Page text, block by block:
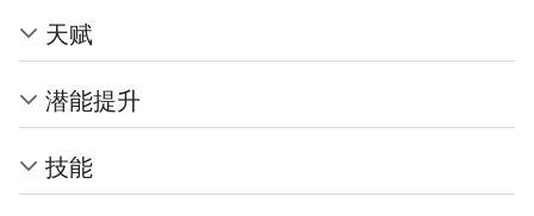
天赋
潜能提升
技能